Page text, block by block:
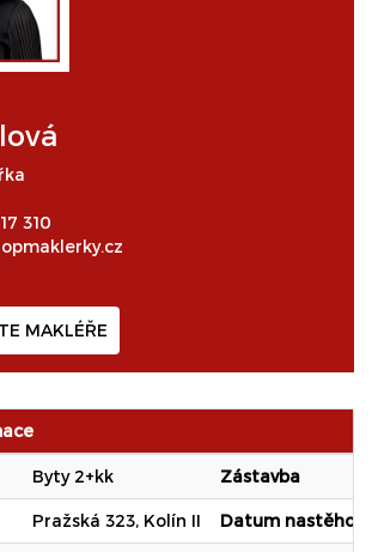
310
MAKLÉŘE
Byty 2+kk Zástavba
Pražská 323, Kolín II Datum